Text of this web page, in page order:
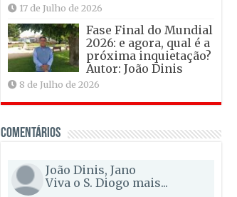
17 de Julho de 2026
Fase Final do Mundial
2026: e agora, qual é a
próxima inquietação?
Autor: João Dinis
8 de Julho de 2026
Comentários
João Dinis, Jano
Viva o S. Diogo mais...